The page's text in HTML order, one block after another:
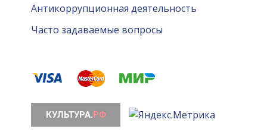
Антикоррупционная деятельность
Часто задаваемые вопросы